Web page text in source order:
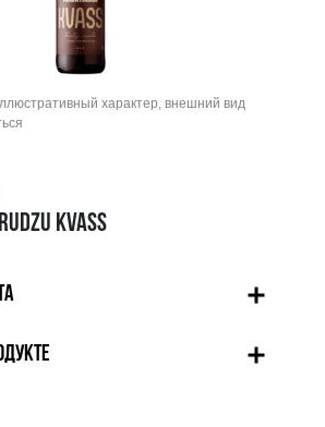
характер, внешний вид
KVASS